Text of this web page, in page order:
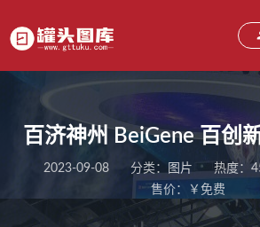
百济神州 BeiGene 百创
2023-09-08 分类： 图片 热度：
售价：￥免费